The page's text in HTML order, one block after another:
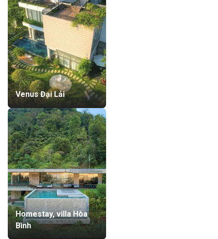
Venus Đại Lải
Homestay, villa Hòa
Bình